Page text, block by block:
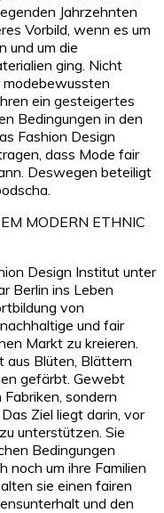
Jahrzehnten
Vorbild, wenn es um
und um die
ging. Nicht
ein gesteigertes
Bedingungen in den
Fashion Design
dass Mode fair
Deswegen beteiligt
MODERN ETHNIC
Design Institut unter
Berlin ins Leben
von
und fair
Markt zu kreieren.
Blüten, Blättern
gefärbt. Gewebt
sondern
Ziel liegt darin, vor
unterstützen. Sie
Bedingungen
noch um ihre Familien
sie einen fairen
und den